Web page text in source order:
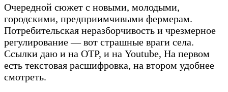
Очередной сюжет с новыми, молодыми,
городскими, предприимчивыми фермерам.
Потребительская неразборчивость и чрезмерное
регулирование — вот страшные враги села.
Ссылки даю и на ОТР, и на Youtube, На первом
есть текстовая расшифровка, на втором удобнее
смотреть.